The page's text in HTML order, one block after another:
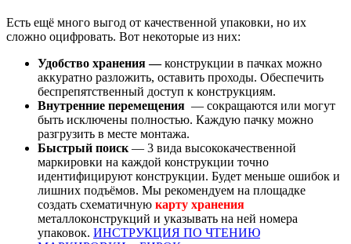
Есть ещё много выгод от качественной упаковки, но их
сложно оцифровать. Вот некоторые из них:
Удобство хранения —конструкции в пачках можно
аккуратно разложить, оставить проходы. Обеспечить
беспрепятственный доступ к конструкциям.
Внутренние перемещения — сокращаются или могут
быть исключены полностью. Каждую пачку можно
разгрузить в месте монтажа.
Быстрый поиск — 3 вида высококачественной
маркировки на каждой конструкции точно
идентифицируют конструкции. Будет меньше ошибок и
лишних подъёмов. Мы рекомендуем на площадке
создать схематичную карту хранения
металлоконструкций и указывать на ней номера
упаковок. ИНСТРУКЦИЯ ПО ЧТЕНИЮ